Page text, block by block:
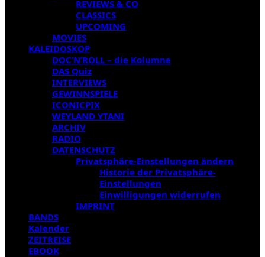
REVIEWS & CO
CLASSICS
UPCOMING
MOVIES
KALEIDOSKOP
DOC’N’ROLL – die Kolumne
DAS Quiz
INTERVIEWS
GEWINNSPIELE
ICONICPIX
WEYLAND YTANI
ARCHIV
RADIO
DATENSCHUTZ
Privatsphäre-Einstellungen ändern
Historie der Privatsphäre-
Einstellungen
Einwilligungen widerrufen
IMPRINT
BANDS
Kalender
ZEITREISE
EBOOK